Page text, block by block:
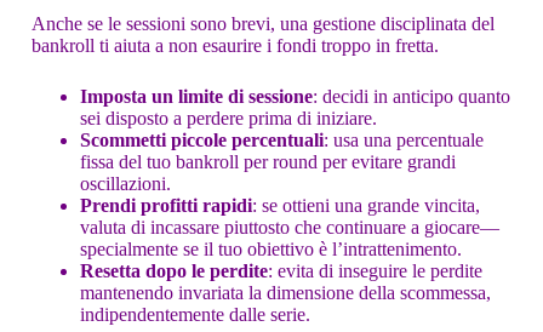
Anche se le sessioni sono brevi, una gestione disciplinata del
bankroll ti aiuta a non esaurire i fondi troppo in fretta.
Imposta un limite di sessione: decidi in anticipo quanto
sei disposto a perdere prima di iniziare.
Scommetti piccole percentuali: usa una percentuale
fissa del tuo bankroll per round per evitare grandi
oscillazioni.
Prendi profitti rapidi: se ottieni una grande vincita,
valuta di incassare piuttosto che continuare a giocare—
specialmente se il tuo obiettivo è l’intrattenimento.
Resetta dopo le perdite: evita di inseguire le perdite
mantenendo invariata la dimensione della scommessa,
indipendentemente dalle serie.